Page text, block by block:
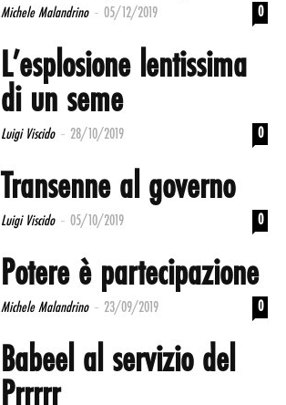
Michele Malandrino - 05/12/2019 0
L’esplosione lentissima
di un seme
Luigi Viscido - 28/10/2019 0
Transenne al governo
Luigi Viscido - 05/10/2019 0
Potere è partecipazione
Michele Malandrino - 23/09/2019 0
Babeel al servizio del
Prrrrr